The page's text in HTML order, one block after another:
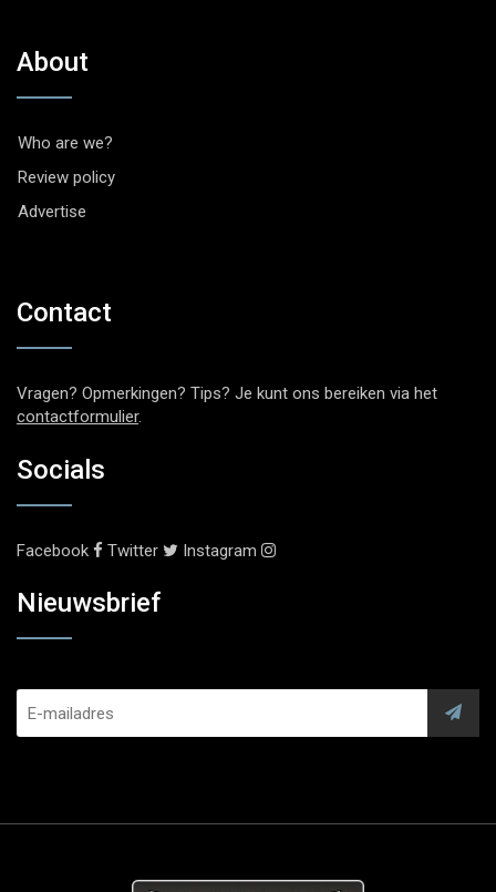
About
Who are we?
Review policy
Advertise
Contact
Vragen? Opmerkingen? Tips? Je kunt ons bereiken via het
contactformulier.
Socials
Facebook Twitter Instagram
Nieuwsbrief